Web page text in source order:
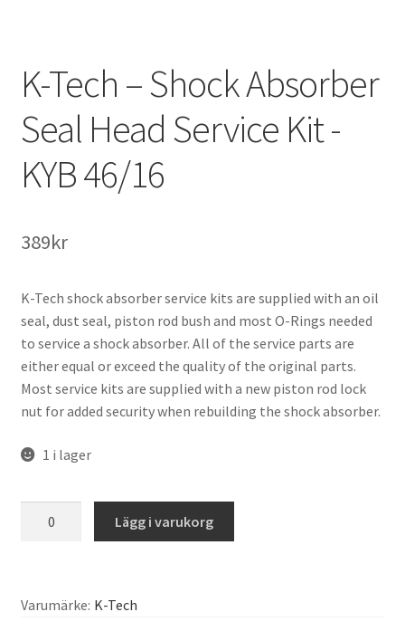
K-Tech – Shock Absorber
Seal Head Service Kit -
KYB 46/16
389kr
K-Tech shock absorber service kits are supplied with an oil
seal, dust seal, piston rod bush and most O-Rings needed
to service a shock absorber. All of the service parts are
either equal or exceed the quality of the original parts.
Most service kits are supplied with a new piston rod lock
nut for added security when rebuilding the shock absorber.
1 i lager
Absorber
Lägg i varukorg
Varumärke: K-Tech